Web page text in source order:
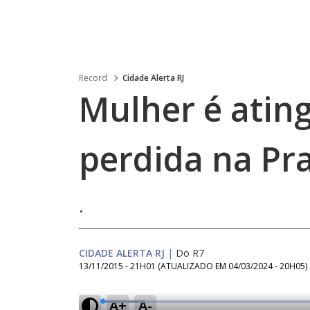
Record Cidade Alerta RJ
Mulher é
perdida na
.
CIDADE ALERTA RJ | Do R7
13/11/2015 - 21H01 (ATUALIZADO EM 04/03/2024 - 20H05)
A+ A-
L